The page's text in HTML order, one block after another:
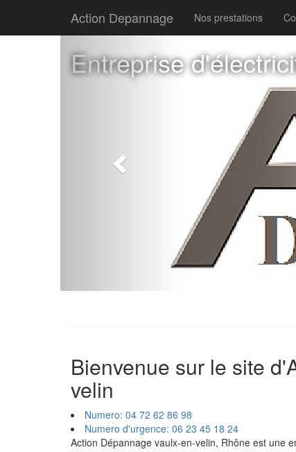
Action Depannage Nos prestations
Entreprise
Bienvenue sur le site d'
velin
Numero: 04 72 62 86 98
Numero d'urgence: 06 23 45 18 24
Action Dépannage vaulx-en-velin, Rhône est une